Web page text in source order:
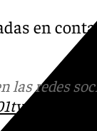
en
las redes